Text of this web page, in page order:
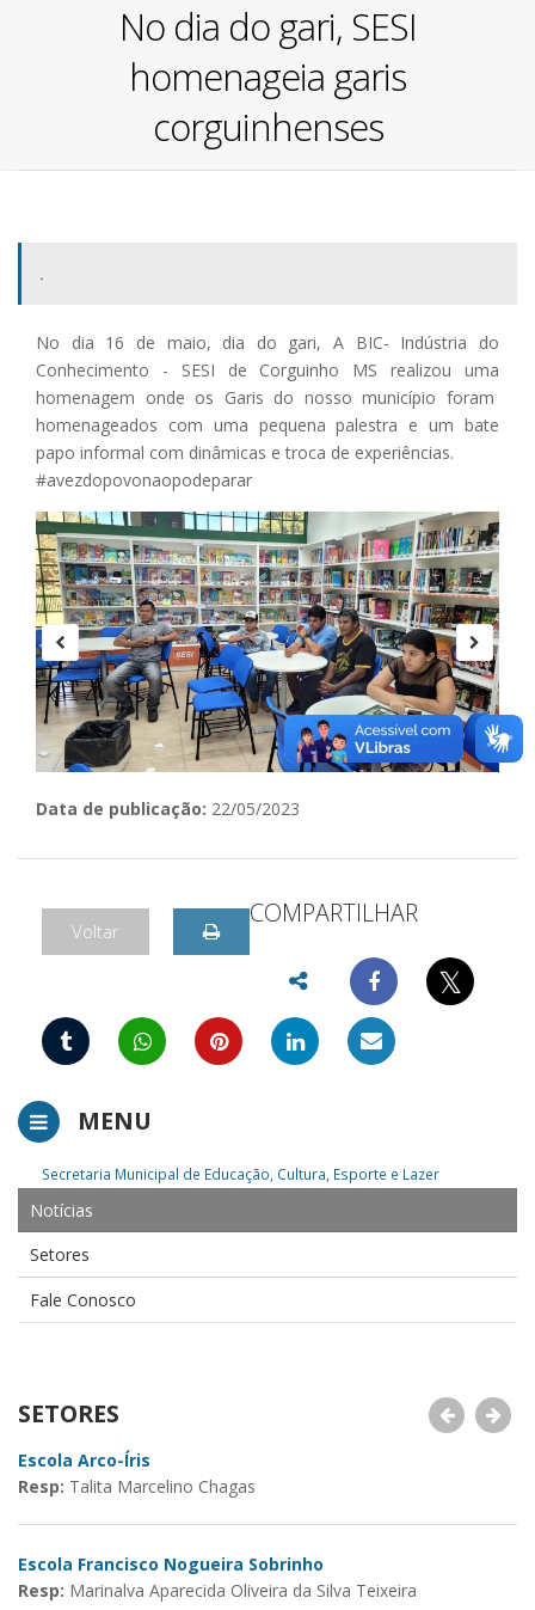
No dia do gari, SESI
homenageia garis
corguinhenses
.
No dia 16 de maio, dia do gari, A BIC- Indústria do
Conhecimento - SESI de Corguinho MS realizou uma
homenagem onde os Garis do nosso município foram
homenageados com uma pequena palestra e um bate
papo informal com dinâmicas e troca de experiências.
#avezdopovonaopodeparar
Data de publicação: 22/05/2023
Voltar
COMPARTILHAR
𝕏
MENU
Secretaria Municipal de Educação, Cultura, Esporte e Lazer
Notícias
Setores
Fale Conosco
SETORES
Escola Arco-Íris
Resp: Talita Marcelino Chagas
Escola Francisco Nogueira Sobrinho
Resp: Marinalva Aparecida Oliveira da Silva Teixeira